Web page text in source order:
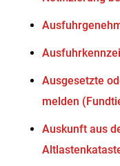
Ausgesetzte
melden
Auskunft aus